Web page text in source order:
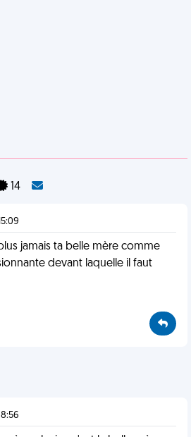
14
jamais ta belle mère comme
devant laquelle il faut